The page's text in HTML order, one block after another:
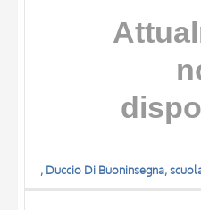
, Duccio Di Buoninsegna,